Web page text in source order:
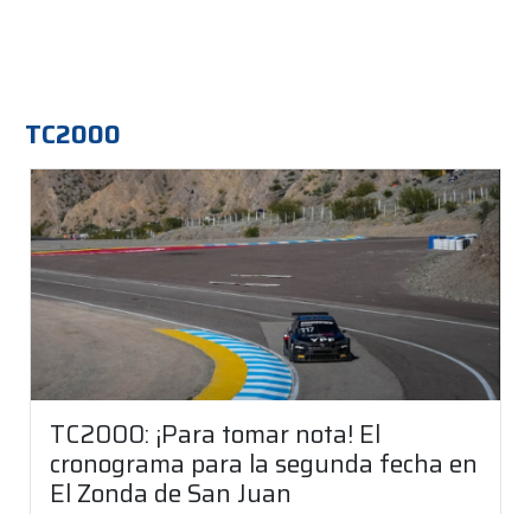
TC2000
TC2000: ¡Para tomar nota! El
cronograma para la segunda fecha en
El Zonda de San Juan